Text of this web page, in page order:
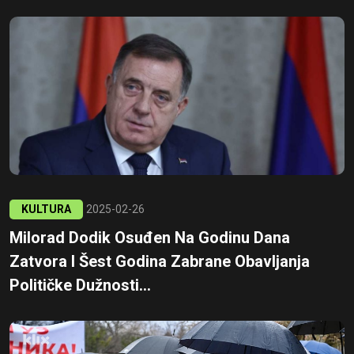
KULTURA 2025-02-26
Milorad Dodik Osuđen Na Godinu Dana
Zatvora I Šest Godina Zabrane Obavljanja
Političke Dužnosti...